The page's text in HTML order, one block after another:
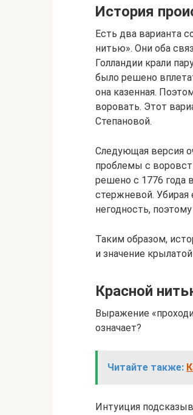
История
Есть два варианта
нитью». Они оба
Голландии крали
было решено
она казенная.
воровать. Этот
Степановой.
Следующая версия
проблемы с
решено с 1776 года
стержневой. Убирая
негодность,
Таким образом,
и значение
Красной
Выражение
означает?
Читайте также:
Интуиция